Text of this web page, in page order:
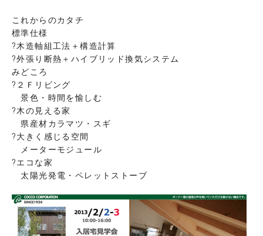
これからのカタチ
標準仕様
?木造軸組工法＋構造計算
?外張り断熱＋ハイブリッド換気システム
みどころ
?２Ｆリビング
景色・時間を愉しむ
?木の見える家
県産材カラマツ・スギ
?大きく感じる空間
メーターモジュール
?エコな家
太陽光発電・ペレットストーブ